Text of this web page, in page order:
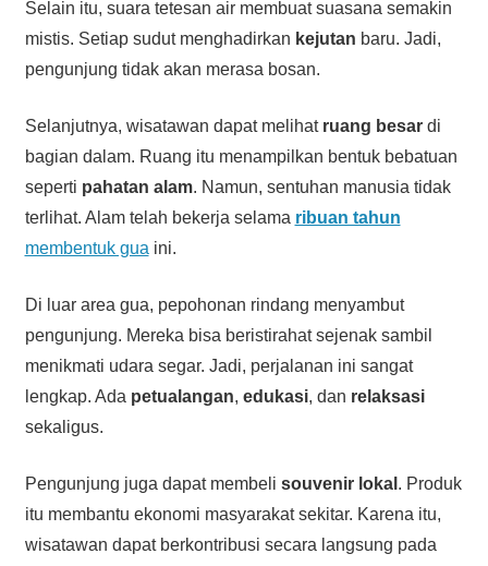
Selain itu, suara tetesan air membuat suasana semakin
mistis. Setiap sudut menghadirkan kejutan baru. Jadi,
pengunjung tidak akan merasa bosan.
Selanjutnya, wisatawan dapat melihat ruang besardi
bagian dalam. Ruang itu menampilkan bentuk bebatuan
seperti pahatan alam. Namun, sentuhan manusia tidak
terlihat. Alam telah bekerja selama ribuan tahun
membentuk gua ini.
Di luar area gua, pepohonan rindang menyambut
pengunjung. Mereka bisa beristirahat sejenak sambil
menikmati udara segar. Jadi, perjalanan ini sangat
lengkap. Ada petualangan, edukasi, dan relaksasi
sekaligus.
Pengunjung juga dapat membeli souvenir lokal . Produk
itu membantu ekonomi masyarakat sekitar. Karena itu,
wisatawan dapat berkontribusi secara langsung pada